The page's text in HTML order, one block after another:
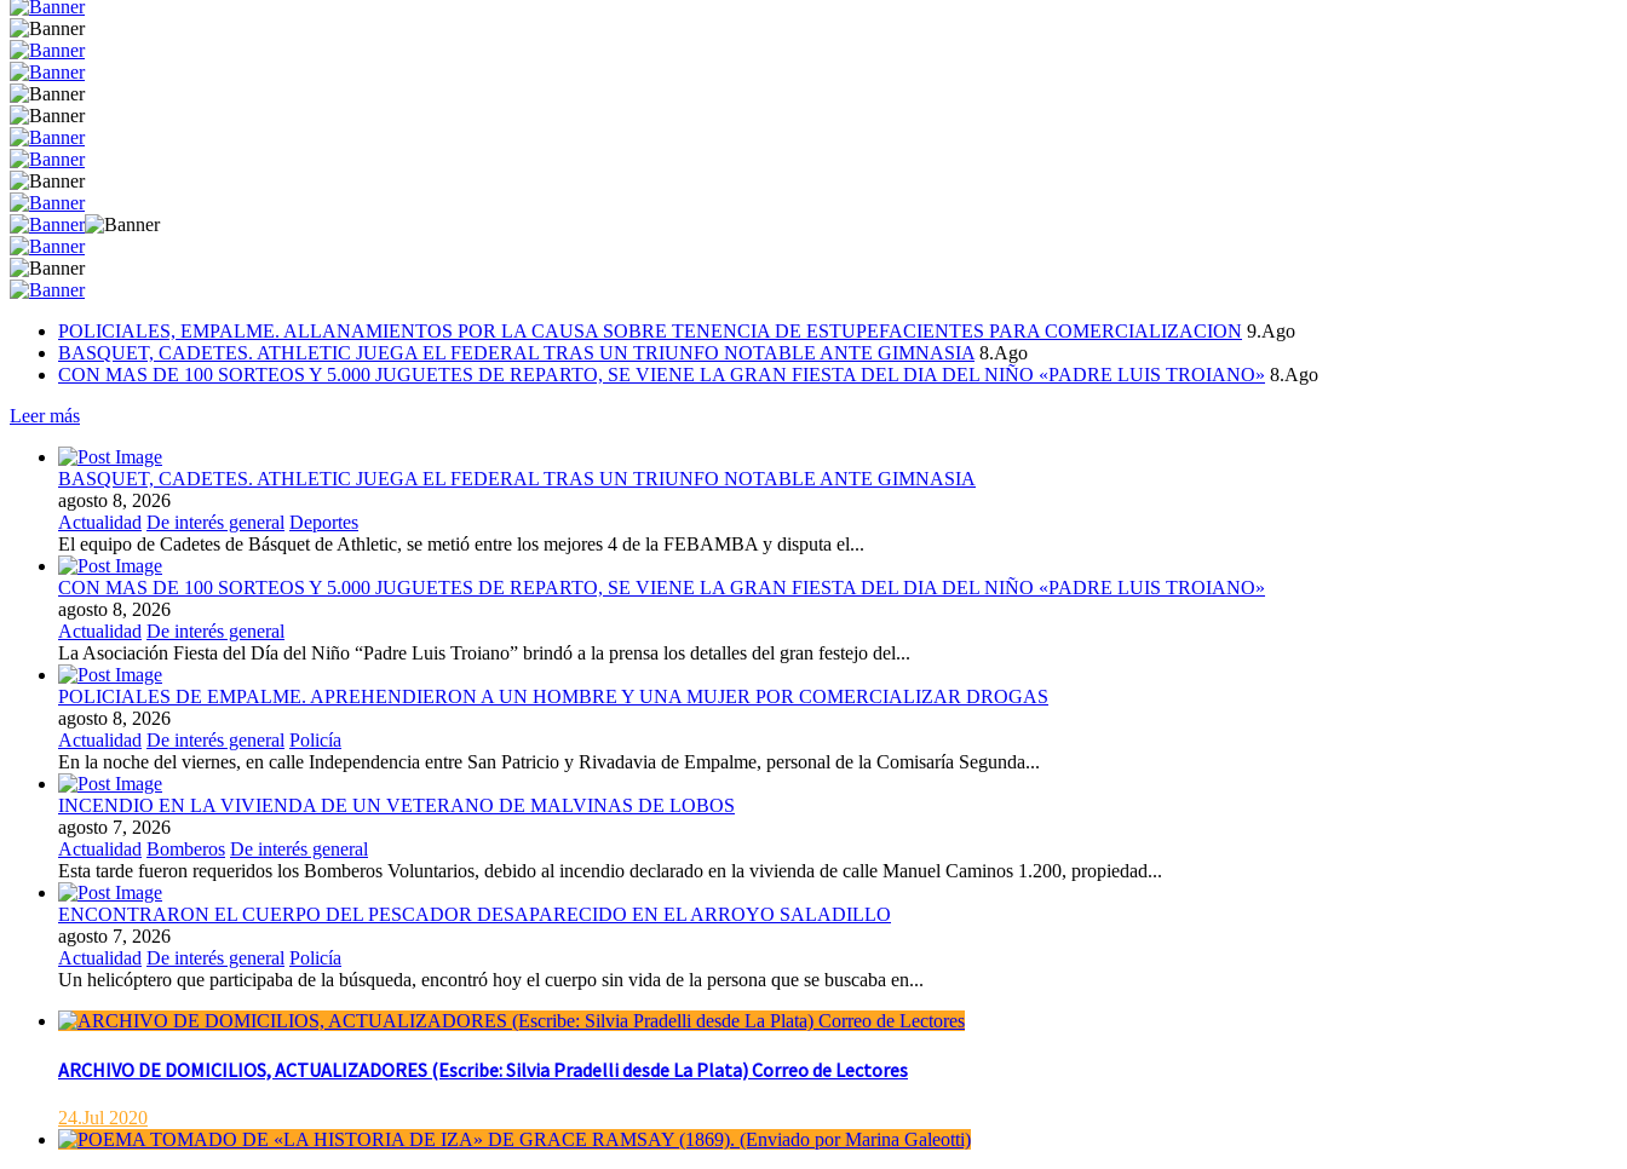
POLICIALES, EMPALME. ALLANAMIENTOS POR LA CAUSA SOBRE TENENCIA DE ESTUPEFACIENTES PARA COMERCIALIZACION 9.Ago
BASQUET, CADETES. ATHLETIC JUEGA EL FEDERAL TRAS UN TRIUNFO NOTABLE ANTE GIMNASIA 8.Ago
CON MAS DE 100 SORTEOS Y 5.000 JUGUETES DE REPARTO, SE VIENE LA GRAN FIESTA DEL DIA DEL NIÑO «PADRE LUIS TROIANO» 8.Ago
Leer más
BASQUET, CADETES. ATHLETIC JUEGA EL FEDERAL TRAS UN TRIUNFO NOTABLE ANTE GIMNASIA
agosto 8, 2026
Actualidad De interés general Deportes
El equipo de Cadetes de Básquet de Athletic, se metió entre los mejores 4 de la FEBAMBA y disputa el...
CON MAS DE 100 SORTEOS Y 5.000 JUGUETES DE REPARTO, SE VIENE LA GRAN FIESTA DEL DIA DEL NIÑO «PADRE LUIS TROIANO»
agosto 8, 2026
Actualidad De interés general
La Asociación Fiesta del Día del Niño “Padre Luis Troiano” brindó a la prensa los detalles del gran festejo del...
POLICIALES DE EMPALME. APREHENDIERON A UN HOMBRE Y UNA MUJER POR COMERCIALIZAR DROGAS
agosto 8, 2026
Actualidad De interés general Policía
En la noche del viernes, en calle Independencia entre San Patricio y Rivadavia de Empalme, personal de la Comisaría Segunda...
INCENDIO EN LA VIVIENDA DE UN VETERANO DE MALVINAS DE LOBOS
agosto 7, 2026
Actualidad Bomberos De interés general
Esta tarde fueron requeridos los Bomberos Voluntarios, debido al incendio declarado en la vivienda de calle Manuel Caminos 1.200, propiedad...
ENCONTRARON EL CUERPO DEL PESCADOR DESAPARECIDO EN EL ARROYO SALADILLO
agosto 7, 2026
Actualidad De interés general Policía
Un helicóptero que participaba de la búsqueda, encontró hoy el cuerpo sin vida de la persona que se buscaba en...
ARCHIVO DE DOMICILIOS, ACTUALIZADORES (Escribe: Silvia Pradelli desde La Plata) Correo de Lectores
24.Jul 2020